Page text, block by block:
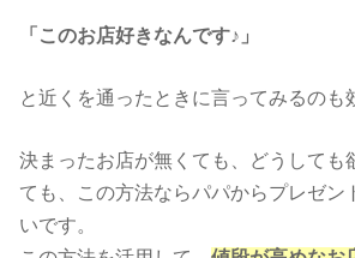
「このお店好きなんです♪」
と近くを通ったときに言ってみるのも
決まったお店が無くても、どうしても
ても、この方法ならパパからプレゼン
いです。